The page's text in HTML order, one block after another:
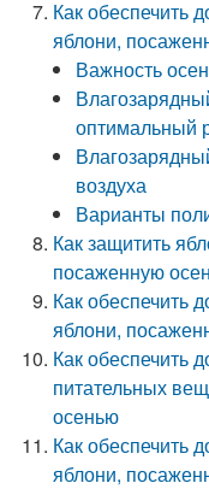
Как обеспечить
яблони,
Важность
оптимальный
воздуха
Варианты
Как защитить
посаженную
Как обеспечить
яблони,
Как обеспечить
питательных
осенью
Как обеспечить
яблони,